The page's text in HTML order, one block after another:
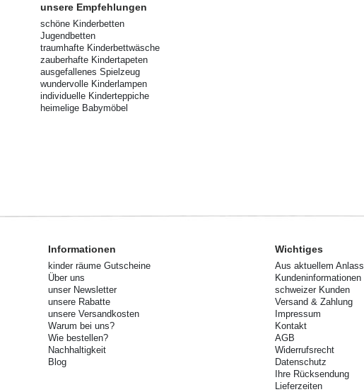
unsere Empfehlungen
schöne Kinderbetten
Jugendbetten
traumhafte Kinderbettwäsche
zauberhafte Kindertapeten
ausgefallenes Spielzeug
wundervolle Kinderlampen
individuelle Kinderteppiche
heimelige Babymöbel
Informationen
kinder räume Gutscheine
Über uns
unser Newsletter
unsere Rabatte
unsere Versandkosten
Warum bei uns?
Wie bestellen?
Nachhaltigkeit
Blog
Wichtiges
Aus aktuellem Anlass
Kundeninformationen
schweizer Kunden
Versand & Zahlung
Impressum
Kontakt
AGB
Widerrufsrecht
Datenschutz
Ihre Rücksendung
Lieferzeiten